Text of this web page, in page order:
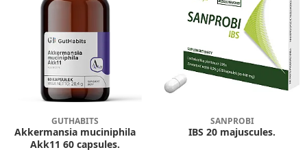
GUTHABITS
Akkermansia muciniphila
Akk11 60 capsules.
SANPROBI
IBS 20 majuscules.